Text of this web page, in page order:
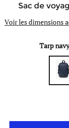
Sac de
Voir les dimensions
Tarp navy